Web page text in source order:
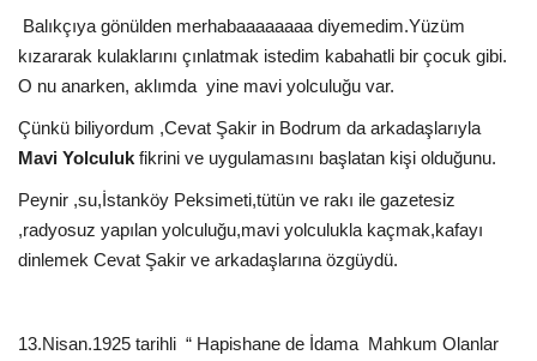
Balıkçıya gönülden merhabaaaaaaaa diyemedim.Yüzüm
kızararak kulaklarını çınlatmak istedim kabahatli bir çocuk gibi.
O nu anarken, aklımda yine mavi yolculuğu var.
Çünkü biliyordum ,Cevat Şakir in Bodrum da arkadaşlarıyla
Mavi Yolculuk fikrini ve uygulamasını başlatan kişi olduğunu.
Peynir ,su,İstanköy Peksimeti,tütün ve rakı ile gazetesiz
,radyosuz yapılan yolculuğu,mavi yolculukla kaçmak,kafayı
dinlemek Cevat Şakir ve arkadaşlarına özgüydü.
13.Nisan.1925 tarihli “ Hapishane de İdama Mahkum Olanlar